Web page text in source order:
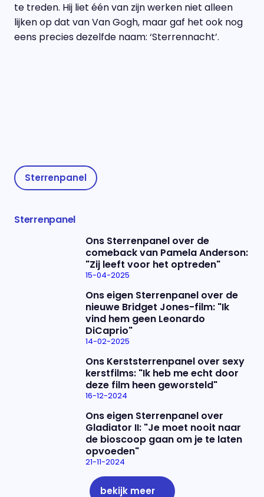
te treden. Hij liet één van zijn werken niet alleen
lijken op dat van Van Gogh, maar gaf het ook nog
eens precies dezelfde naam: ‘Sterrennacht’.
Sterrenpanel
Sterrenpanel
Ons Sterrenpanel over de
comeback van Pamela Anderson:
"Zij leeft voor het optreden"
15-04-2025
Ons eigen Sterrenpanel over de
nieuwe Bridget Jones-film: "Ik
vind hem geen Leonardo
DiCaprio"
14-02-2025
Ons Kerststerrenpanel over sexy
kerstfilms: "Ik heb me echt door
deze film heen geworsteld"
16-12-2024
Ons eigen Sterrenpanel over
Gladiator II: "Je moet nooit naar
de bioscoop gaan om je te laten
opvoeden"
21-11-2024
bekijk meer